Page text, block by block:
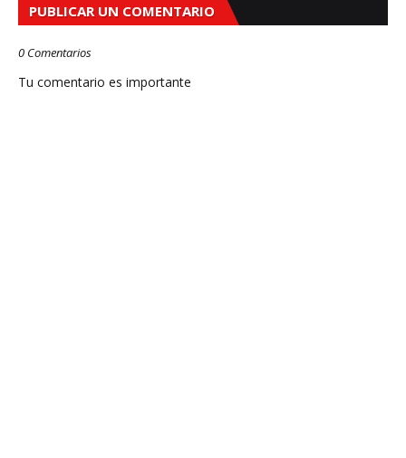
PUBLICAR UN COMENTARIO
0 Comentarios
Tu comentario es importante